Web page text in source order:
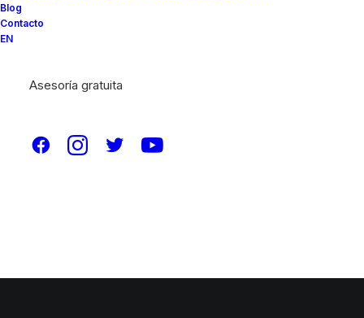
Blog
Contacto
EN
Asesoría gratuita